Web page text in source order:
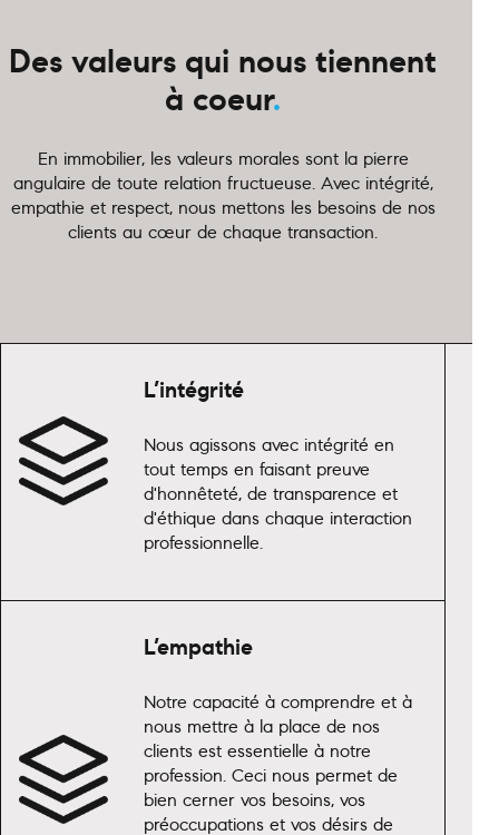
Des valeurs qui nous tiennent
à coeur.
En immobilier, les valeurs morales sont la pierre
angulaire de toute relation fructueuse. Avec intégrité,
empathie et respect, nous mettons les besoins de nos
clients au cœur de chaque transaction.
L’intégrité
Nous agissons avec intégrité en
tout temps en faisant preuve
d'honnêteté, de transparence et
d'éthique dans chaque interaction
professionnelle.
L’empathie
Notre capacité à comprendre et à
nous mettre à la place de nos
clients est essentielle à notre
profession. Ceci nous permet de
bien cerner vos besoins, vos
préoccupations et vos désirs de